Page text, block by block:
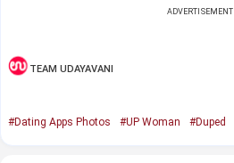
ADVERTISEMENT
TEAM UDAYAVANI
#Dating Apps Photos #UP Woman #Duped